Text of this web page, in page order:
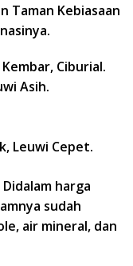
Taman Kebiasaan
Ciburial.
Asih.
Leuwi Cepet.
harga
sudah
air mineral, dan